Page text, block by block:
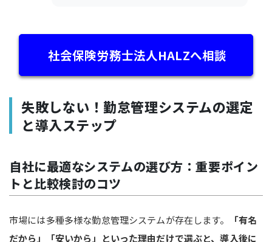
社会保険労務士法人HALZへ相談
失敗しない！勤怠管理システムの選定
と導入ステップ
自社に最適なシステムの選び方：重要ポイン
トと比較検討のコツ
市場には多種多様な勤怠管理システムが存在します。
「有名
だから」「安いから」といった理由だけで選ぶと、導入後に